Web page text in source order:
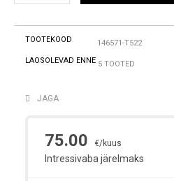
TOOTEKOOD
146571-T522
LAOSOLEVAD ENNE 5 TOOTED
JAGA